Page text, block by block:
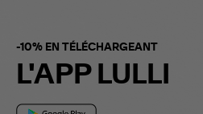
-10% EN TÉLÉCHARGEANT
L'APP LULLI